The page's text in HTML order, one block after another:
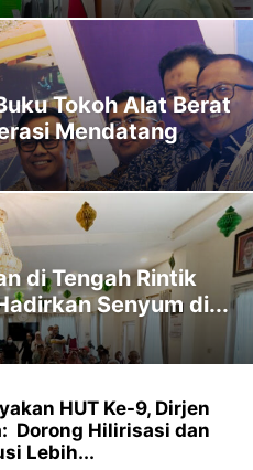
Tokoh Alat Berat
Mendatang
di Tengah Rintik
Senyum di...
HUT Ke-9, Dirjen
Dorong Hilirisasi dan
Lebih...